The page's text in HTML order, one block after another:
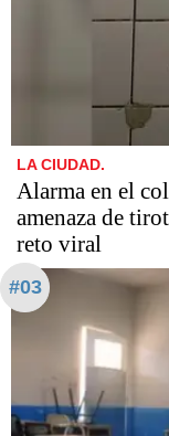
LA CIUDAD.
Alarma en el
amenaza de
reto viral
#03